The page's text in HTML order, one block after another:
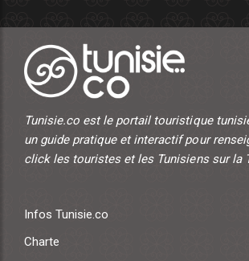
Tunisie.co est le portail touristique
un guide pratique et interactif pour
click les touristes et les Tunisiens sur la
Infos Tunisie.co
Charte